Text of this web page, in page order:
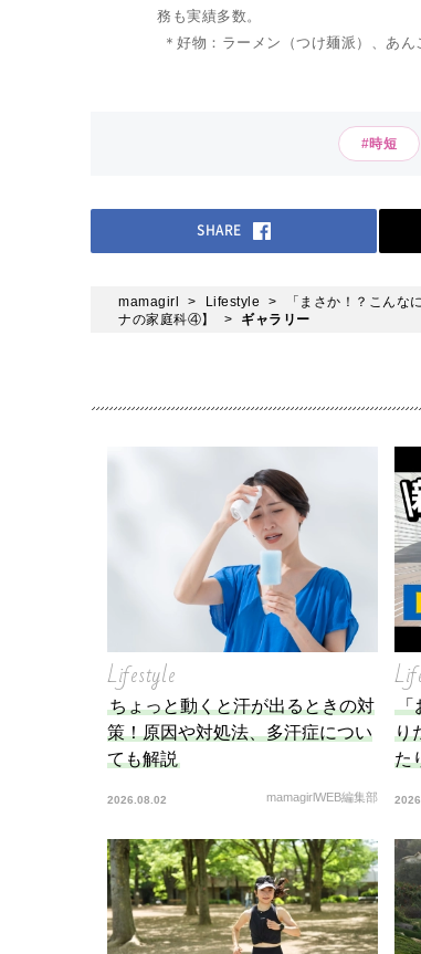
務も実績多数。
＊好物：ラーメン（つけ麺派）、あ
#時短
SHARE
mamagirl Lifestyle
「まさか！？こんな
ナの家庭科④】
ギャラリー
Lifestyle
ちょっと動くと汗が出るときの対
策！原因や対処法、多汗症につい
ても解説
2026.08.02 mamagirlWEB編集部
「
り
た